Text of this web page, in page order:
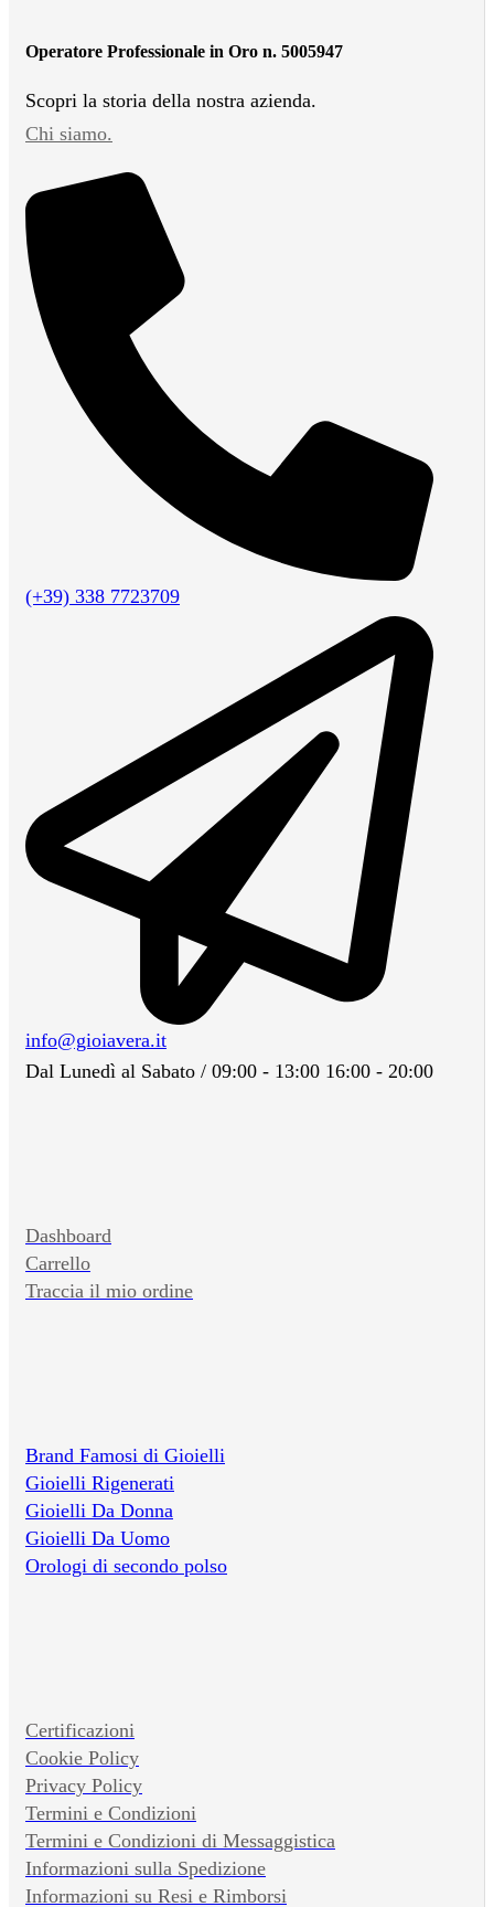
Operatore Professionale in Oro n. 5005947
Scopri la storia della nostra azienda.
Chi siamo.
(+39) 338 7723709
info@gioiavera.it
Dal Lunedì al Sabato / 09:00 - 13:00 16:00 - 20:00
Dashboard
Carrello
Traccia il mio ordine
Brand Famosi di Gioielli
Gioielli Rigenerati
Gioielli Da Donna
Gioielli Da Uomo
Orologi di secondo polso
Certificazioni
Cookie Policy
Privacy Policy
Termini e Condizioni
Termini e Condizioni di Messaggistica
Informazioni sulla Spedizione
Informazioni su Resi e Rimborsi